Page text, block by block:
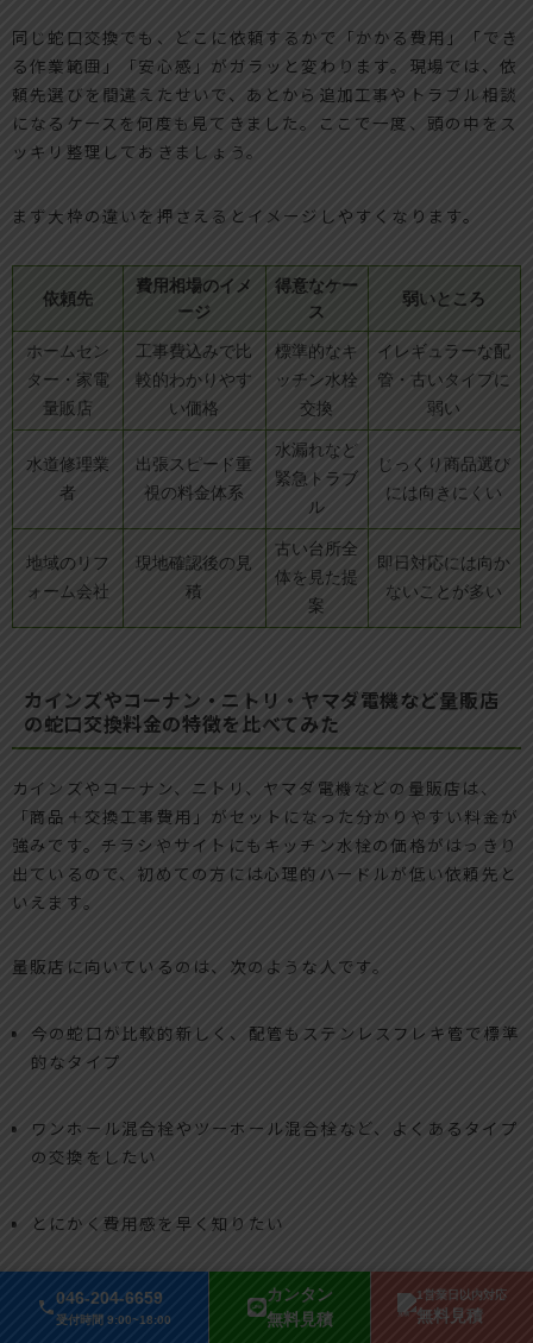
046-204-6659
受付時間 9:00~18:00
カンタン
無料見積
1営業日以内対応
無料見積
同じ蛇口交換でも、どこに依頼するかで「かかる費用」「でき
る作業範囲」「安心感」がガラッと変わります。現場では、依
頼先選びを間違えたせいで、あとから追加工事やトラブル相談
になるケースを何度も見てきました。ここで一度、頭の中をス
ッキリ整理しておきましょう。
まず大枠の違いを押さえるとイメージしやすくなります。
依頼先
費用相場のイメ
ージ
得意なケー
ス
弱いところ
ホームセン
ター・家電
量販店
工事費込みで比
較的わかりやす
い価格
標準的なキ
ッチン水栓
交換
イレギュラーな配
管・古いタイプに
弱い
水道修理業
者
出張スピード重
視の料金体系
水漏れなど
緊急トラブ
ル
じっくり商品選び
には向きにくい
地域のリフ
ォーム会社
現地確認後の見
積
古い台所全
体を見た提
案
即日対応には向か
ないことが多い
カインズやコーナン・ニトリ・ヤマダ電機など量販店
の蛇口交換料金の特徴を比べてみた
カインズやコーナン、ニトリ、ヤマダ電機などの量販店は、
「商品＋交換工事費用」がセットになった分かりやすい料金が
強みです。チラシやサイトにもキッチン水栓の価格がはっきり
出ているので、初めての方には心理的ハードルが低い依頼先と
いえます。
量販店に向いているのは、次のような人です。
今の蛇口が比較的新しく、配管もステンレスフレキ管で標準
的なタイプ
ワンホール混合栓やツーホール混合栓など、よくあるタイプ
の交換をしたい
とにかく費用感を早く知りたい
一方で、築20年以上のキッチンや古い混合栓の場合、シンク
の穴径が今の規格と違っていたり、給水管が固着していたりし